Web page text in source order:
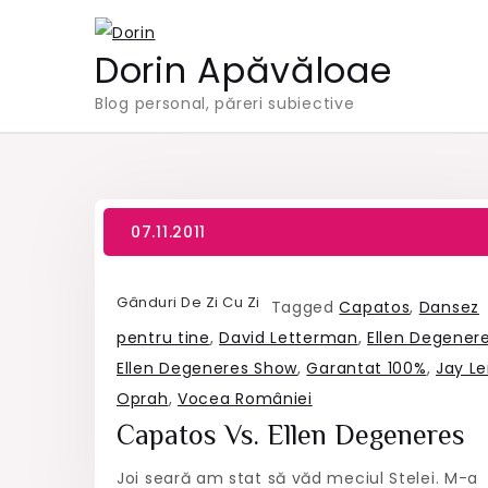
Dorin Apăvăloae
Blog personal, păreri subiective
Gânduri De Zi Cu Zi TaggedCapatos, Dansez
pentru tine,David Letterman,Ellen
Ellen Degeneres Show,Garantat 100%, Jay
Oprah, Vocea României
Capatos Vs. Ellen Degeneres
Joi seară am stat să văd meciul Stelei. M-a